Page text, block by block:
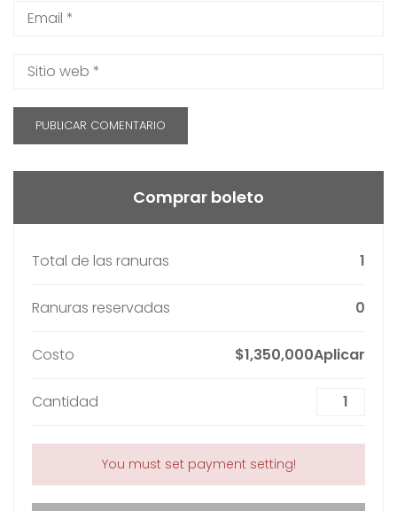
Comprar boleto
Total de las ranuras 1
Ranuras reservadas 0
Costo $1,350,000Aplicar
Cantidad
You must set payment setting!